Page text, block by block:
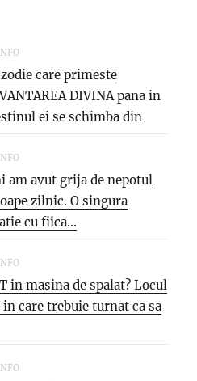
care primeste
DIVINA pana in
ei se schimba din
am avut grija de nepotul
zilnic. O singura
cu fiica...
in masina de spalat? Locul
in care trebuie turnat ca sa